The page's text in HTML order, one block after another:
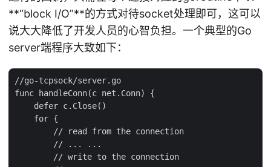
**“block I/O”**的方式对待socket处理即可，这可以
说大大降低了开发人员的心智负担。一个典型的Go
server端程序大致如下：
//go-tcpsock/server.go
func handleConn(c net.Conn) {
    defer c.Close()
    for {
        // read from the connection
        // ... ...
        // write to the connection